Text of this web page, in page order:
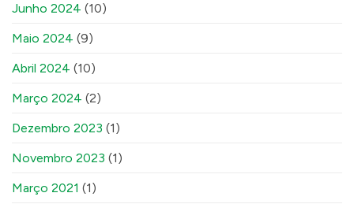
Junho 2024 (10)
Maio 2024 (9)
Abril 2024 (10)
Março 2024 (2)
Dezembro 2023 (1)
Novembro 2023 (1)
Março 2021 (1)